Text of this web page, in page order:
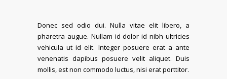
Donec sed odio dui. Nulla vitae elit libero, a
pharetra augue. Nullam id dolor id nibh ultricies
vehicula ut id elit. Integer posuere erat a ante
venenatis dapibus posuere velit aliquet. Duis
mollis, est non commodo luctus, nisi erat porttitor.